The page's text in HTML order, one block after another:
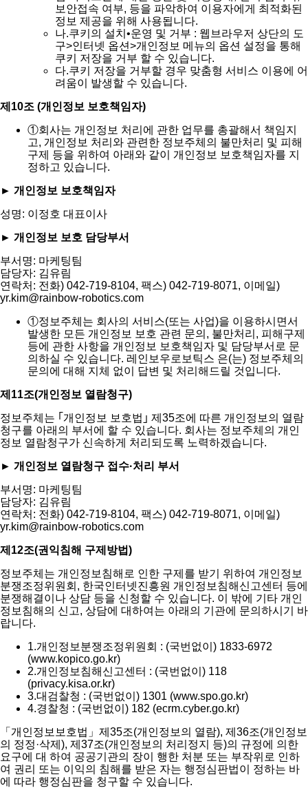
보안접속 여부, 등을 파악하여 이용자에게 최적화된
정보 제공을 위해 사용됩니다.
나.쿠키의 설치•운영 및 거부 : 웹브라우저 상단의 도
구>인터넷 옵션>개인정보 메뉴의 옵션 설정을 통해
쿠키 저장을 거부 할 수 있습니다.
다.쿠키 저장을 거부할 경우 맞춤형 서비스 이용에 어
려움이 발생할 수 있습니다.
제10조 (개인정보 보호책임자)
①회사는 개인정보 처리에 관한 업무를 총괄해서 책임지
고, 개인정보 처리와 관련한 정보주체의 불만처리 및 피해
구제 등을 위하여 아래와 같이 개인정보 보호책임자를 지
정하고 있습니다.
► 개인정보 보호책임자
성명: 이정호 대표이사
► 개인정보 보호 담당부서
부서명: 마케팅팀
담당자: 김유림
연락처: 전화) 042-719-8104, 팩스) 042-719-8071, 이메일)
yr.kim@rainbow-robotics.com
①정보주체는 회사의 서비스(또는 사업)을 이용하시면서
발생한 모든 개인정보 보호 관련 문의, 불만처리, 피해구제
등에 관한 사항을 개인정보 보호책임자 및 담당부서로 문
의하실 수 있습니다. 레인보우로보틱스 은(는) 정보주체의
문의에 대해 지체 없이 답변 및 처리해드릴 것입니다.
제11조(개인정보 열람청구)
정보주체는 ｢개인정보 보호법｣ 제35조에 따른 개인정보의 열람
청구를 아래의 부서에 할 수 있습니다. 회사는 정보주체의 개인
정보 열람청구가 신속하게 처리되도록 노력하겠습니다.
► 개인정보 열람청구 접수·처리 부서
부서명: 마케팅팀
담당자: 김유림
연락처: 전화) 042-719-8104, 팩스) 042-719-8071, 이메일)
yr.kim@rainbow-robotics.com
제12조(권익침해 구제방법)
정보주체는 개인정보침해로 인한 구제를 받기 위하여 개인정보
분쟁조정위원회, 한국인터넷진흥원 개인정보침해신고센터 등에
분쟁해결이나 상담 등을 신청할 수 있습니다. 이 밖에 기타 개인
정보침해의 신고, 상담에 대하여는 아래의 기관에 문의하시기 바
랍니다.
1.개인정보분쟁조정위원회 : (국번없이) 1833-6972
(www.kopico.go.kr)
2.개인정보침해신고센터 : (국번없이) 118
(privacy.kisa.or.kr)
3.대검찰청 : (국번없이) 1301 (www.spo.go.kr)
4.경찰청 : (국번없이) 182 (ecrm.cyber.go.kr)
「개인정보보호법」제35조(개인정보의 열람), 제36조(개인정보
의 정정·삭제), 제37조(개인정보의 처리정지 등)의 규정에 의한
요구에 대 하여 공공기관의 장이 행한 처분 또는 부작위로 인하
여 권리 또는 이익의 침해를 받은 자는 행정심판법이 정하는 바
에 따라 행정심판을 청구할 수 있습니다.